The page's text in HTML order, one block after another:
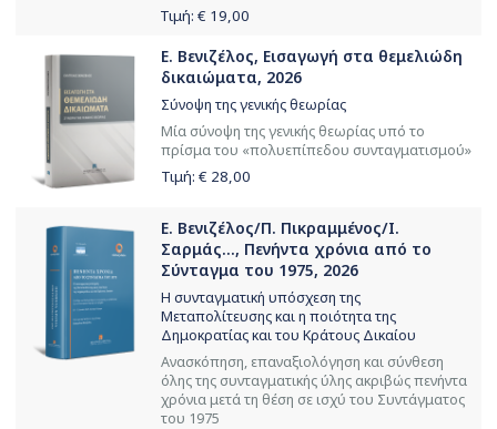
Τιμή: € 19,00
Ε. Βενιζέλος, Εισαγωγή στα θεμελιώδη
δικαιώματα, 2026
Σύνοψη της γενικής θεωρίας
Μία σύνοψη της γενικής θεωρίας υπό το
πρίσμα του «πολυεπίπεδου συνταγματισμού»
Τιμή: € 28,00
Ε. Βενιζέλος/Π. Πικραμμένος/Ι.
Σαρμάς..., Πενήντα χρόνια από το
Σύνταγμα του 1975, 2026
Η συνταγματική υπόσχεση της
Μεταπολίτευσης και η ποιότητα της
Δημοκρατίας και του Κράτους Δικαίου
Ανασκόπηση, επαναξιολόγηση και σύνθεση
όλης της συνταγματικής ύλης ακριβώς πενήντα
χρόνια μετά τη θέση σε ισχύ του Συντάγματος
του 1975